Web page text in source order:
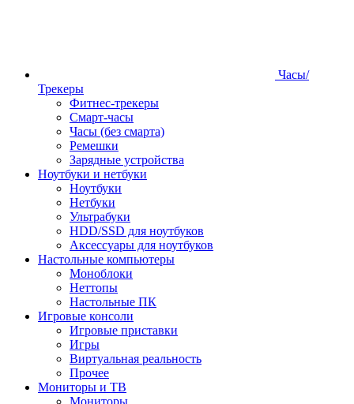
Часы/
Трекеры
Фитнес-трекеры
Смарт-часы
Часы (без смарта)
Ремешки
Зарядные устройства
Ноутбуки и нетбуки
Ноутбуки
Нетбуки
Ультрабуки
HDD/SSD для ноутбуков
Аксессуары для ноутбуков
Настольные компьютеры
Моноблоки
Неттопы
Настольные ПК
Игровые консоли
Игровые приставки
Игры
Виртуальная реальность
Прочее
Мониторы и ТВ
Мониторы